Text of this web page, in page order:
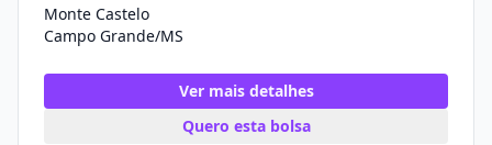
Monte Castelo
Campo Grande/MS
Ver mais detalhes
Quero esta bolsa